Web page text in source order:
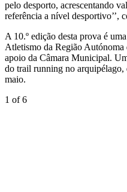
pelo desporto, acrescentando
referência a nível desportivo’’,
A 10.º edição desta prova é
Atletismo da Região
apoio da Câmara Municipal.
do trail running no arquipélago,
maio.
1 of 6